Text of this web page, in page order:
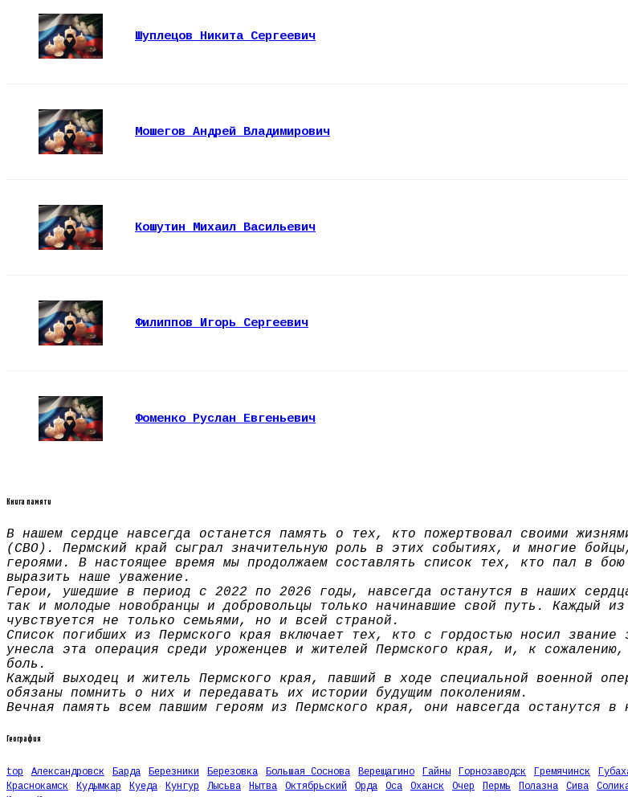
Шуплецов Никита Сергеевич
Мошегов Андрей Владимирович
Кошутин Михаил Васильевич
Филиппов Игорь Сергеевич
Фоменко Руслан Евгеньевич
Книга памяти
В нашем сердце навсегда останется память о тех, кто пожертвовал своими
(СВО). Пермский край сыграл значительную роль в этих событиях, и многие
героями. В настоящее время мы продолжаем составлять список тех, кто пал в
выразить наше уважение.
Герои, ушедшие в период с 2022 по 2026 годы, навсегда останутся в наших
так и молодые новобранцы и добровольцы только начинавшие свой путь. Каждый
чувствуется не только семьями, но и всей страной.
Список погибших из Пермского края включает тех, кто с гордостью носил
унесла эта операция среди уроженцев и жителей Пермского края, и, к
боль.
Каждый выходец и житель Пермского края, павший в ходе специальной военной
обязаны помнить о них и передавать их истории будущим поколениям.
Вечная память всем павшим героям из Пермского края, они навсегда останутся в
География
top Александровск Барда Березники Березовка Большая Соснова Верещагино Гайны Горнозаводск Гремячинск
Краснокамск
Кудымкар Куеда Кунгур Лысьва Нытва Октябрьский Орда Оса Оханск Очер Пермь Полазна Сива